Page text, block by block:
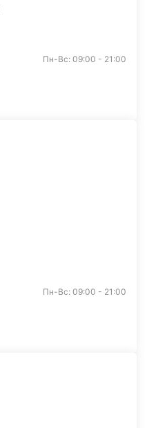
Пн-Вс: 09:00 - 21:00
Пн-Вс: 09:00 - 21:00